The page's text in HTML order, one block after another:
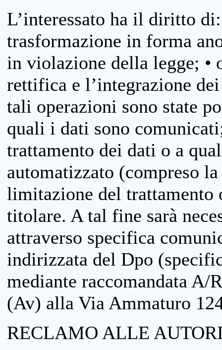
L’interessato ha il diritto
trasformazione in forma
in violazione della legge; •
rettifica e l’integrazione
tali operazioni sono state
quali i dati sono
trattamento dei dati o a
automatizzato (compreso
limitazione del trattamento
titolare. A tal fine sarà
attraverso specifica
indirizzata del Dpo
mediante raccomandata
(Av) alla Via Ammaturo
RECLAMO ALLE